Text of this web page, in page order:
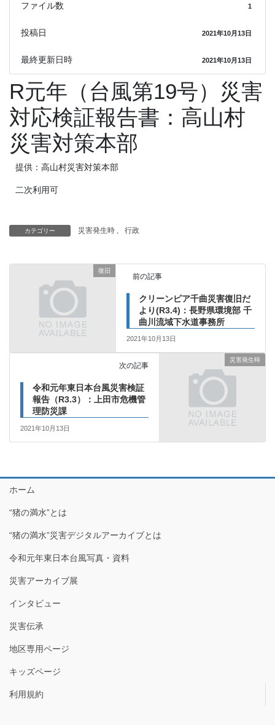
ファイル数 1
投稿日 2021年10月13日
最終更新日時 2021年10月13日
R元年（台風第19号）災害
対応検証報告書：高山村
災害対策本部
提供：高山村災害対策本部
二次利用可
カテゴリー 災害発生時 行政
復旧
前の記事
クリーンピア千曲災害復旧だ
より(R3.4)：長野県環境部 千
曲川流域下水道事務所
2021年10月13日
災害発生時
次の記事
令和元年東日本台風災害検証
報告（R3.3）：上田市危機管
理防災課
2021年10月13日
ホーム
“猪の満水”とは
“猪の満水”災害デジタルアーカイブとは
令和元年東日本台風写真・資料
災害アーカイブ展
インタビュー
災害伝承
地区専用ページ
キッズページ
利用規約